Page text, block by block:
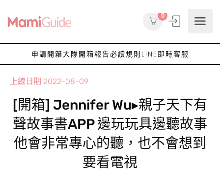
0
申請開箱大隊開箱報告必讀規則 LINE即時客服
上線日期 2022-08-09
[開箱] Jennifer Wu▸親子天下有
聲故事書APP 邊玩玩具邊聽故事
他會非常專心的聽，也不會想到
要看電視